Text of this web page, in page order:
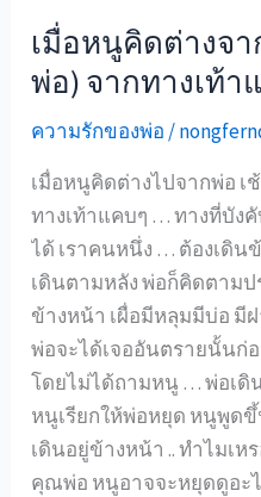
ทีวี
โดย
รายการ
ช่อง
7
เมื่อหนูคิดต่างจ
พ่อ) จากทางเท้า
ความรักของพ่อ /
เมื่อหนูคิดต่างไปจากพ่อ เ
ทางเท้าแคบๆ … ทางที่บัง
ได้ เราคนหนึ่ง … ต้องเดิ
เดินตามหลัง พ่อก็คิดตาม
ข้างหน้า เผื่อมีหลุมมีบ่อ มี
พ่อจะได้เจออันตรายนั้นก่
โดยไม่ได้ถามหนู … พ่อเ
หนูเรียกให้พ่อหยุด หนูพูด
เดินอยู่ข้างหน้า .. ทำไมเ
คุณพ่อ หนูอาจจะหยุดดูอะ